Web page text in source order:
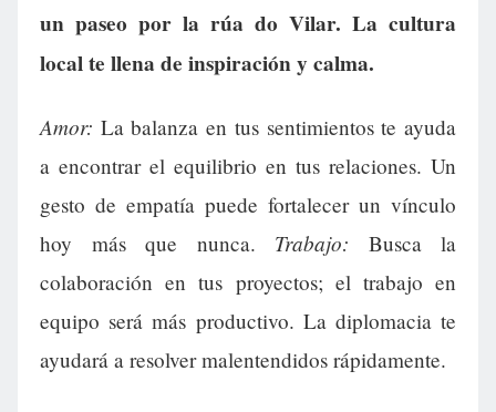
un paseo por la rúa do Vilar. La cultura
local te llena de inspiración y calma.
Amor: La balanza en tus sentimientos te ayuda
a encontrar el equilibrio en tus relaciones. Un
gesto de empatía puede fortalecer un vínculo
hoy más que nunca. Trabajo: Busca la
colaboración en tus proyectos; el trabajo en
equipo será más productivo. La diplomacia te
ayudará a resolver malentendidos rápidamente.